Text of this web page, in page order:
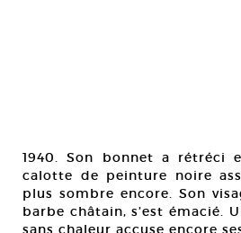
1940. Son bonnet a rétréci
calotte de peinture noire
plus sombre encore. Son
barbe châtain, s’est émacié.
sans chaleur accuse encore